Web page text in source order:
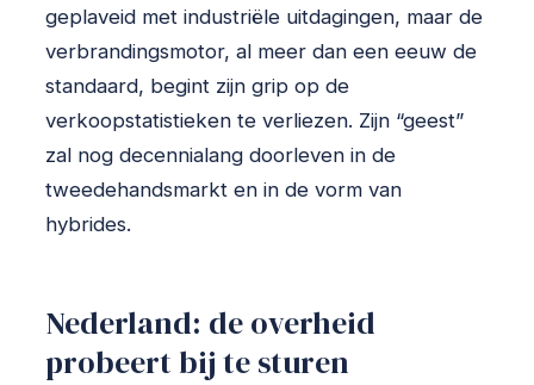
geplaveid met industriële uitdagingen, maar de
verbrandingsmotor, al meer dan een eeuw de
standaard, begint zijn grip op de
verkoopstatistieken te verliezen. Zijn “geest”
zal nog decennialang doorleven in de
tweedehandsmarkt en in de vorm van
hybrides.
Nederland: de overheid
probeert bij te sturen